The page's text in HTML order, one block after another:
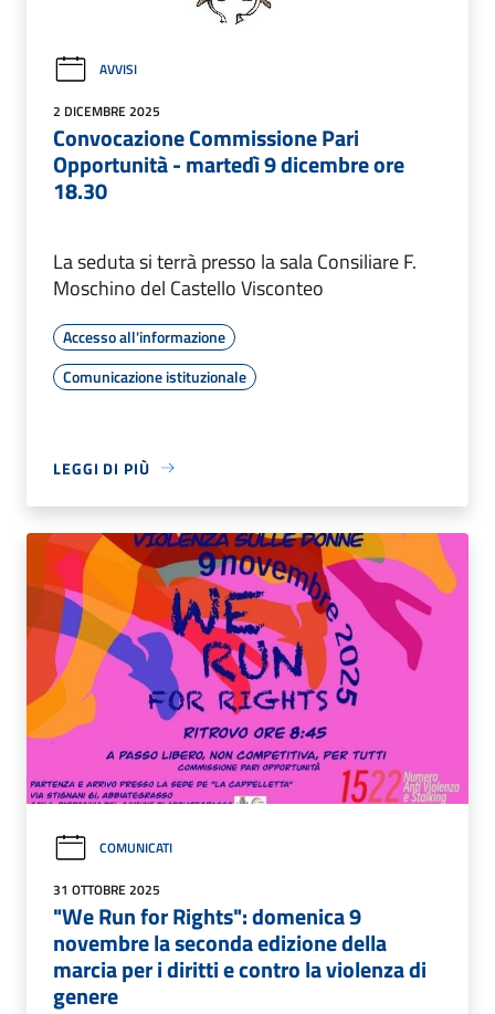
AVVISI
2 DICEMBRE 2025
Convocazione Commissione Pari
Opportunità - martedì 9 dicembre ore
18.30
La seduta si terrà presso la sala Consiliare F.
Moschino del Castello Visconteo
Accesso all'informazione
Comunicazione istituzionale
LEGGI DI PIÙ
COMUNICATI
31 OTTOBRE 2025
"We Run for Rights": domenica 9
novembre la seconda edizione della
marcia per i diritti e contro la violenza di
genere